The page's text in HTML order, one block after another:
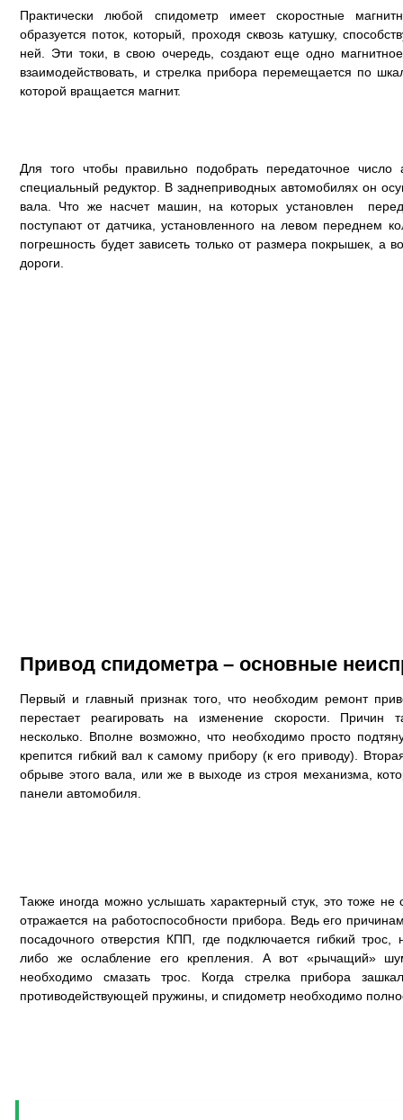
Практически любой спидометр имеет скоростные
образуется поток, который, проходя сквозь катушку,
ней. Эти токи, в свою очередь, создают еще одно
взаимодействовать, и стрелка прибора перемещается по
которой вращается магнит.
Для того чтобы правильно подобрать передаточное число
специальный редуктор. В заднеприводных автомобилях он
вала. Что же насчет машин, на которых установлен
поступают от датчика, установленного на левом переднем
погрешность будет зависеть только от размера покрышек, а
дороги.
Привод спидометра – основные
Первый и главный признак того, что необходим ремонт
перестает реагировать на изменение скорости. Причин
несколько. Вполне возможно, что необходимо просто
крепится гибкий вал к самому прибору (к его приводу).
обрыве этого вала, или же в выходе из строя механизма,
панели автомобиля.
Также иногда можно услышать характерный стук, это тоже
отражается на работоспособности прибора. Ведь его
посадочного отверстия КПП, где подключается гибкий
либо же ослабление его крепления. А вот «рычащий»
необходимо смазать трос. Когда стрелка прибора
противодействующей пружины, и спидометр необходимо